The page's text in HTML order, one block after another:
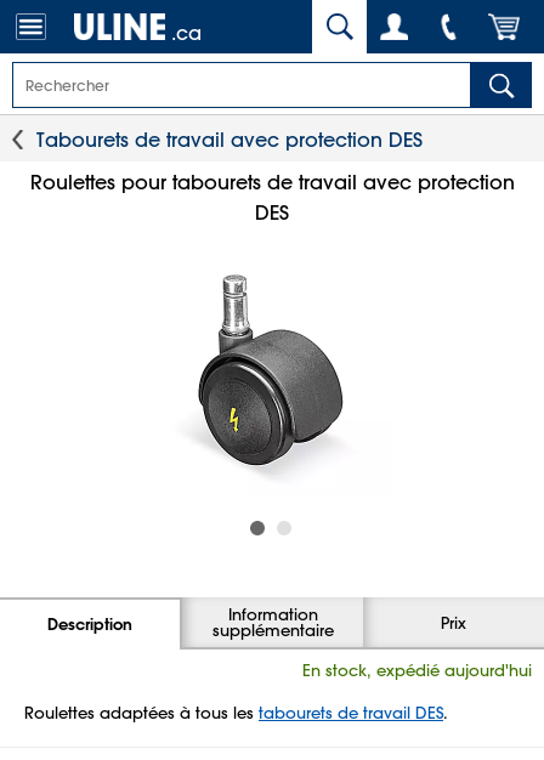
.ca
Tabourets de travail avec protection DES
Roulettes pour tabourets de travail avec protection
DES
Description Information
supplémentaire Prix
En stock, expédié aujourd'hui
Roulettes adaptées à tous les tabourets de travail DES.